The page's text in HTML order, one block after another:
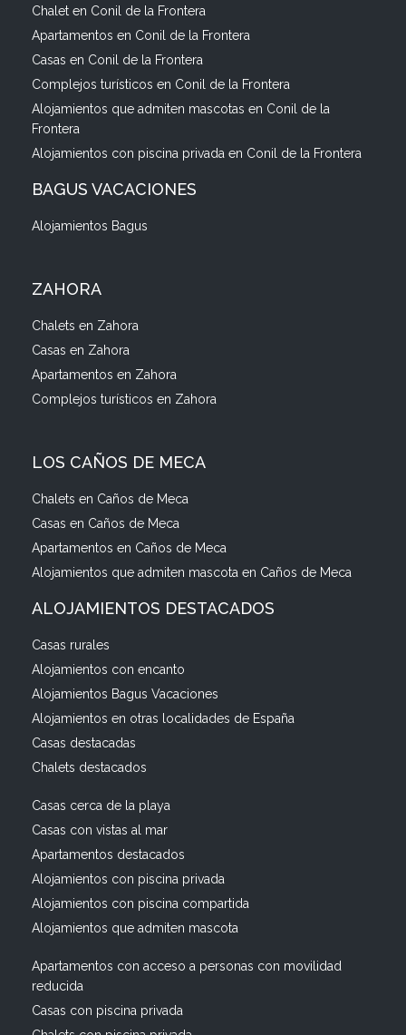
Chalet en Conil de la Frontera
Apartamentos en Conil de la Frontera
Casas en Conil de la Frontera
Complejos turísticos en Conil de la Frontera
Alojamientos que admiten mascotas en Conil de la
Frontera
Alojamientos con piscina privada en Conil de la Frontera
BAGUS VACACIONES
Alojamientos Bagus
ZAHORA
Chalets en Zahora
Casas en Zahora
Apartamentos en Zahora
Complejos turísticos en Zahora
LOS CAÑOS DE MECA
Chalets en Caños de Meca
Casas en Caños de Meca
Apartamentos en Caños de Meca
Alojamientos que admiten mascota en Caños de Meca
ALOJAMIENTOS DESTACADOS
Casas rurales
Alojamientos con encanto
Alojamientos Bagus Vacaciones
Alojamientos en otras localidades de España
Casas destacadas
Chalets destacados
Casas cerca de la playa
Casas con vistas al mar
Apartamentos destacados
Alojamientos con piscina privada
Alojamientos con piscina compartida
Alojamientos que admiten mascota
Apartamentos con acceso a personas con movilidad
reducida
Casas con piscina privada